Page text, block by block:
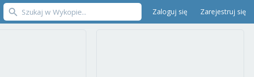
Zaloguj się Zarejestruj się